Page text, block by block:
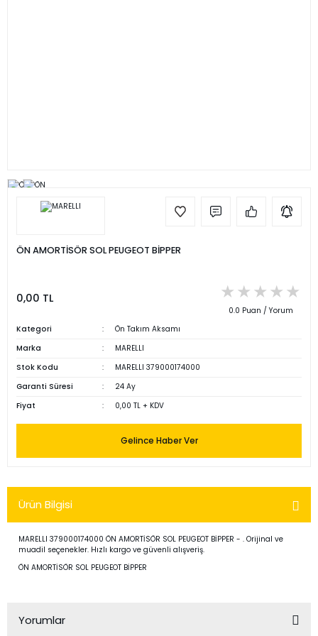
ÖN AMORTİSÖR SOL PEUGEOT BİPPER
0,00 TL
0.0 Puan / Yorum
Kategori
Ön Takım Aksamı
Marka
MARELLI
Stok Kodu
MARELLI 379000174000
Garanti Süresi
24 Ay
Fiyat
0,00 TL + KDV
Gelince Haber Ver
Ürün Bilgisi
MARELLI 379000174000 ÖN AMORTİSÖR SOL PEUGEOT BİPPER - . Orijinal ve
muadil seçenekler. Hızlı kargo ve güvenli alışveriş.
ÖN AMORTİSÖR SOL PEUGEOT BİPPER
Yorumlar